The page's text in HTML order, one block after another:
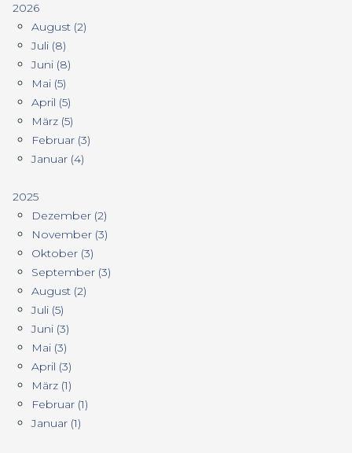
2026
August (2)
Juli (8)
Juni (8)
Mai (5)
April (5)
März (5)
Februar (3)
Januar (4)
2025
Dezember (2)
November (3)
Oktober (3)
September (3)
August (2)
Juli (5)
Juni (3)
Mai (3)
April (3)
März (1)
Februar (1)
Januar (1)